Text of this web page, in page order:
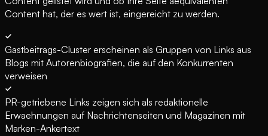
Content hat, der es wert ist, eingereicht zu werden.
Gastbeitrags-Cluster erscheinen als Gruppen von Links aus
Blogs mit Autorenbiografien, die auf den Konkurrenten
verweisen
PR-getriebene Links zeigen sich als redaktionelle
Erwaehnungen auf Nachrichtenseiten und Magazinen mit
Marken-Ankertext